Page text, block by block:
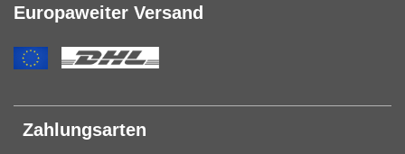
Europaweiter Versand
Zahlungsarten